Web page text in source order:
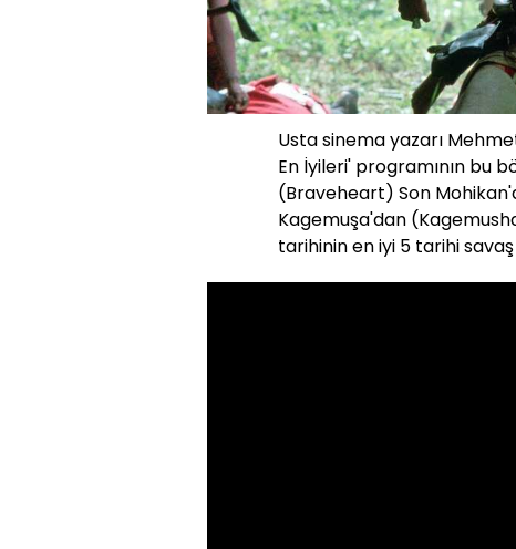
Usta sinema yazarı
En İyileri' programının bu
(Braveheart) Son
Kagemuşa'dan
tarihinin en iyi 5 tarihi